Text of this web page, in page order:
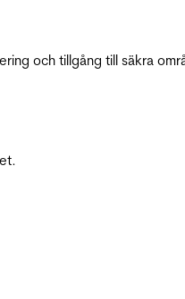
och tillgång till säkra